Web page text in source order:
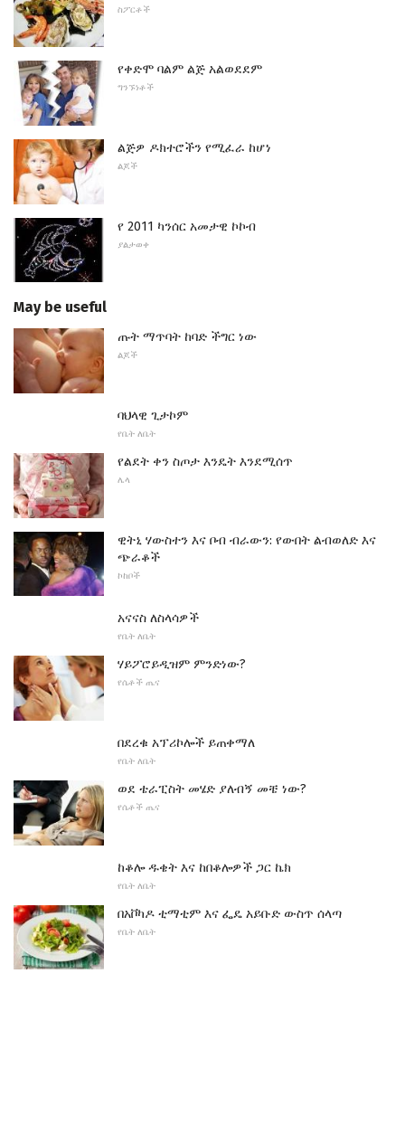
ስፖርቶች
የቀድሞ ባልም ልጅ አልወደደም
ግንኙነቶች
ልጅዎ ዶክተሮችን የሚፈራ ከሆነ
ልጆች
የ 2011 ካንሰር አመታዊ ኮኮብ
ያልታወቀ
May be useful
ጡት ማጥባት ከባድ ችግር ነው
ልጆች
ባህላዊ ጊታኮም
የቤት ለቤት
የልደት ቀን ስጦታ እንዴት እንደሚሰጥ
ሌላ
ዊትኒ ሃውስተን እና ቦብ ብራውን: የውበት ልብወለድ እና
ጭራቆች
ኮከቦች
አናናስ ለስላሳዎች
የቤት ለቤት
ሃይፖሮይዲዝም ምንድነው?
የሴቶች ጤና
በደረቁ አፕሪኮሎች ይጠቀማለ
የቤት ለቤት
ወደ ቴራፒስት መሄድ ያለብኝ መቼ ነው?
የሴቶች ጤና
ከቆሎ ዱቄት እና ከበቆሎዎች ጋር ኬክ
የቤት ለቤት
በአቮካዶ ቲማቲም እና ፌዴ አይቡድ ውስጥ ሰላጣ
የቤት ለቤት